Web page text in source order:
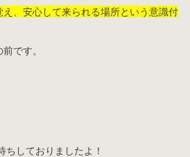
、安心して来られる場所という意識付
です。
ちしておりましたよ！